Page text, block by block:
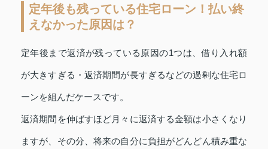
定年後も残っている住宅ローン！払い終
えなかった原因は？
定年後まで返済が残っている原因の1つは、借り入れ額
が大きすぎる・返済期間が長すぎるなどの過剰な住宅ロ
ーンを組んだケースです。
返済期間を伸ばすほど月々に返済する金額は小さくなり
ますが、その分、将来の自分に負担がどんどん積み重な